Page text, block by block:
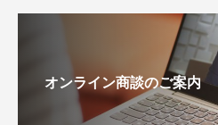
オンライン商談のご案内